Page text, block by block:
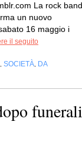
La rock band
un nuovo
16 maggio i
il seguito
SOCIETÀ DA
funerali